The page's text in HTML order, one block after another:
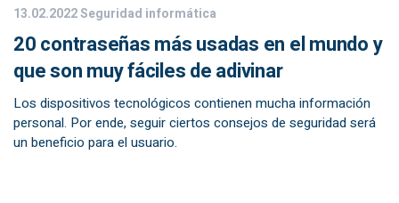
13.02.2022Seguridad informática
20 contraseñas más usadas en el mundo y
que son muy fáciles de adivinar
Los dispositivos tecnológicos contienen mucha información
personal. Por ende, seguir ciertos consejos de seguridad será
un beneficio para el usuario.